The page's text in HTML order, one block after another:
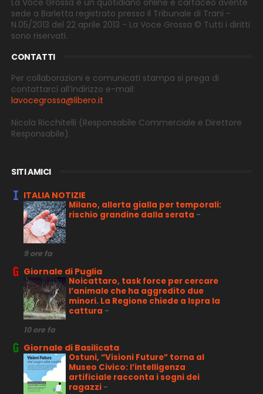
sede a Barletta registrato presso il Tribunale di Trani -
N.05/2013 del 22 aprile 2013 - La Voce Grossa © Tutti i diritti
sono riservati.
CONTATTI
Per collaborazioni e comunicati stampa si prega di
contattarci all’indirizzo e-mail:
lavocegrossa@libero.it
Nicola Ricchitelli (Responsabile Commerciale e Direttore
Responsabile).
SITI AMICI
ITALIA NOTIZIE
Milano, allerta gialla per temporali:
rischio grandine dalla serata -
9 ore fa
Giornale di Puglia
Noicattaro, task force per cercare
l’animale che ha aggredito due
minori. La Regione chiede a Ispra la
cattura -
10 ore fa
Giornale di Basilicata
Ostuni, “Visioni Future” torna al
Museo Civico: l’intelligenza
artificiale racconta i sogni dei
ragazzi -